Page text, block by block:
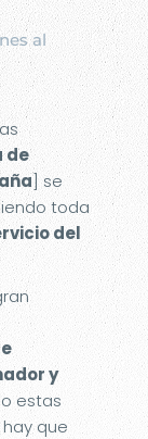
al
de
] se
toda
del
y
estas
que